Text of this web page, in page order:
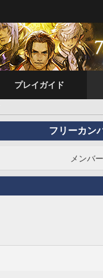
プレイガイド
フリーカン
メンバー